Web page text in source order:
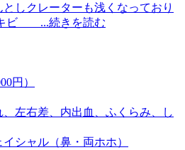
しクレーターも浅くなっており
キビ ...続きを読む
円）
左右差、内出血、ふくらみ、し